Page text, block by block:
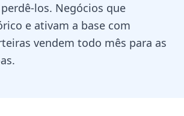
los. Negócios que
e ativam a base com
vendem todo mês para as